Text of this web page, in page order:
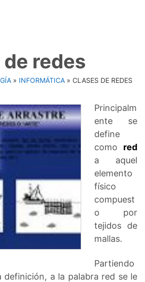
redes
» INFORMÁTICA » CLASES DE REDES
Principalm
ente se
define
como red
a aquel
elemento
físico
compuest
o por
tejidos de
mallas.
Partiendo
definición, a la palabra red se le